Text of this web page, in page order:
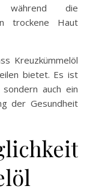
die
trockene Haut
Kreuzkümmelöl
bietet. Es ist
auch ein
der Gesundheit